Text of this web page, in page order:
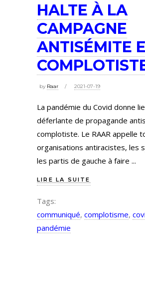
HALTE À LA
CAMPAGNE
ANTISÉMITE
by Raar 2021-07-19
La pandémie du Covid donne
déferlante de propagande
complotiste. Le RAAR appelle
organisations antiracistes, les
les partis de gauche à faire
LIRE LA SUITE
Tags:
communiqué, complotisme,
pandémie